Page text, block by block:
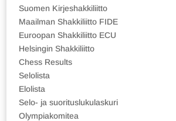
Suomen Kirjeshakkiliitto
Maailman Shakkiliitto FIDE
Euroopan Shakkiliitto ECU
Helsingin Shakkiliitto
Chess Results
Selolista
Elolista
Selo- ja suorituslukulaskuri
Olympiakomitea